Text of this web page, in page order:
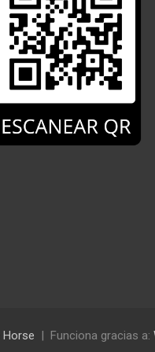
Horse Funciona gracias a: